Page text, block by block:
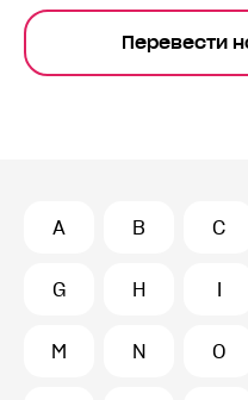
Перевести
A B C
G H I
M N O